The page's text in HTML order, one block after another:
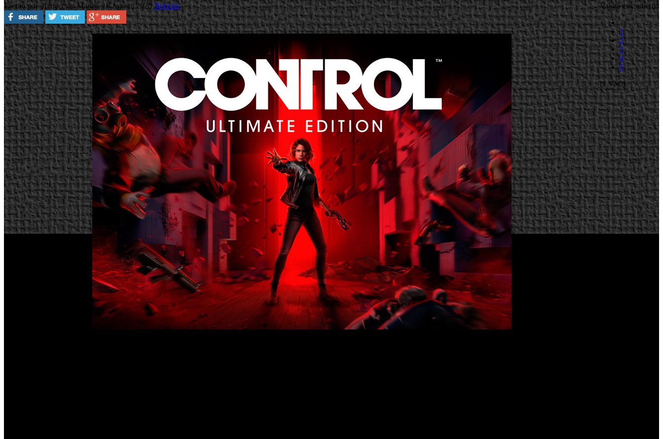
Escrito por RedacciónMartes, 18 Agosto 2020Noticias Valora este artículo
1
2
3
4
5
(1 Voto)